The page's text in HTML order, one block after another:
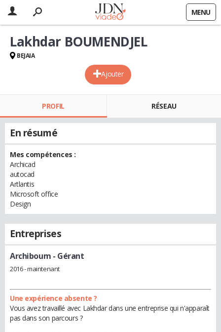
MENU
Ajouter
Lakhdar BOUMENDJEL
BEJAIA
PROFIL RÉSEAU
En résumé
Mes compétences :
Archicad
autocad
Artlantis
Microsoft office
Design
Entreprises
Archiboum - Gérant
2016 - maintenant
Une expérience absente ?
Vous avez travaillé avec Lakhdar dans une entreprise qui n'apparaît
pas dans son parcours ?